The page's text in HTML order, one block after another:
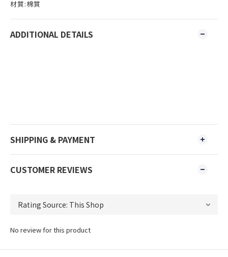
材質:棉質
ADDITIONAL DETAILS
SHIPPING & PAYMENT
CUSTOMER REVIEWS
No review for this product